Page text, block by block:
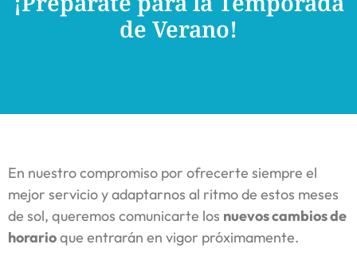
de Verano!
En nuestro compromiso por ofrecerte siempre el
mejor servicio y adaptarnos al ritmo de estos meses
de sol, queremos comunicarte los nuevos cambios de
horarioque entrarán en vigor próximamente.